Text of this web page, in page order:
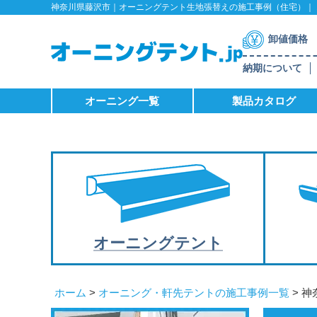
神奈川県藤沢市｜オーニングテント生地張替えの施工事例（住宅）
卸値価格
納期について
オーニング一覧 製品カタログ
オーニングテント
ホーム > オーニング・軒先テントの施工事例一覧 > 神